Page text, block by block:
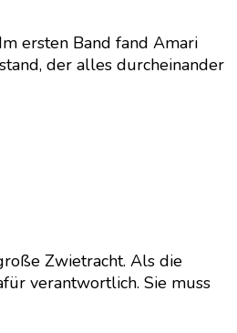
ersten Band fand Amari
der alles durcheinander
Zwietracht. Als die
verantwortlich. Sie muss